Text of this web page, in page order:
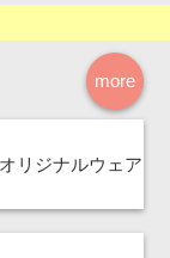
more
リジナルウェア